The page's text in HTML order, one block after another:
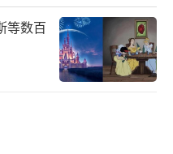
等数百